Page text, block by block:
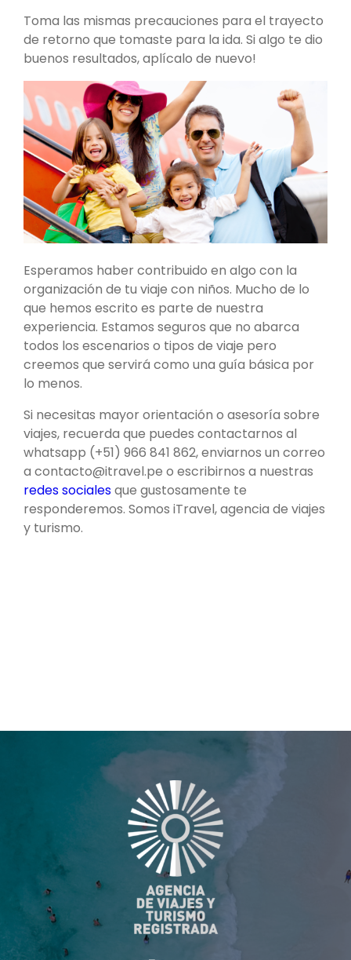
Toma las mismas precauciones para el trayecto
de retorno que tomaste para la ida. Si algo te dio
buenos resultados, aplícalo de nuevo!
Esperamos haber contribuido en algo con la
organización de tu viaje con niños. Mucho de lo
que hemos escrito es parte de nuestra
experiencia. Estamos seguros que no abarca
todos los escenarios o tipos de viaje pero
creemos que servirá como una guía básica por
lo menos.
Si necesitas mayor orientación o asesoría sobre
viajes, recuerda que puedes contactarnos al
whatsapp (+51) 966 841 862, enviarnos un correo
a contacto@itravel.pe o escribirnos a nuestras
redes socialesque gustosamente te
responderemos. Somos iTravel, agencia de viajes
y turismo.